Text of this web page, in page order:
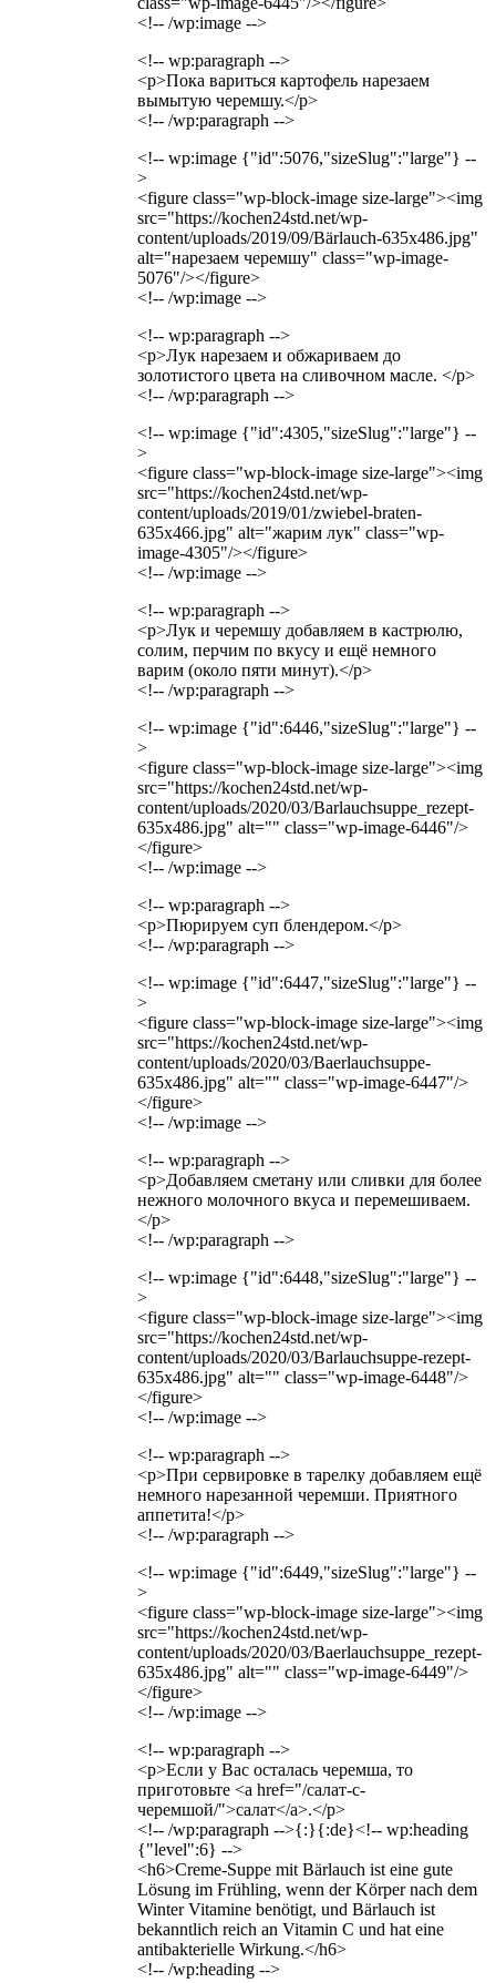
<!-- /wp:image -->
<!-- wp:paragraph -->
<p>Пока вариться картофель нарезаем
вымытую черемшу.</p>
<!-- /wp:paragraph -->
<!-- wp:image {"id":5076,"sizeSlug":"large"} --
>
<figure class="wp-block-image size-large"><img
src="https://kochen24std.net/wp-
content/uploads/2019/09/Bärlauch-635x486.jpg"
alt="нарезаем черемшу" class="wp-image-
5076"/></figure>
<!-- /wp:image -->
<!-- wp:paragraph -->
<p>Лук нарезаем и обжариваем до
золотистого цвета на сливочном масле. </p>
<!-- /wp:paragraph -->
<!-- wp:image {"id":4305,"sizeSlug":"large"} --
>
<figure class="wp-block-image size-large"><img
src="https://kochen24std.net/wp-
content/uploads/2019/01/zwiebel-braten-
635x466.jpg" alt="жарим лук" class="wp-
image-4305"/></figure>
<!-- /wp:image -->
<!-- wp:paragraph -->
<p>Лук и черемшу добавляем в кастрюлю,
солим, перчим по вкусу и ещё немного
варим (около пяти минут).</p>
<!-- /wp:paragraph -->
<!-- wp:image {"id":6446,"sizeSlug":"large"} --
>
<figure class="wp-block-image size-large"><img
src="https://kochen24std.net/wp-
content/uploads/2020/03/Barlauchsuppe_rezept-
635x486.jpg" alt="" class="wp-image-6446"/>
</figure>
<!-- /wp:image -->
<!-- wp:paragraph -->
<p>Пюрируем суп блендером.</p>
<!-- /wp:paragraph -->
<!-- wp:image {"id":6447,"sizeSlug":"large"} --
>
<figure class="wp-block-image size-large"><img
src="https://kochen24std.net/wp-
content/uploads/2020/03/Baerlauchsuppe-
635x486.jpg" alt="" class="wp-image-6447"/>
</figure>
<!-- /wp:image -->
<!-- wp:paragraph -->
<p>Добавляем сметану или сливки для более
нежного молочного вкуса и перемешиваем.
</p>
<!-- /wp:paragraph -->
<!-- wp:image {"id":6448,"sizeSlug":"large"} --
>
<figure class="wp-block-image size-large"><img
src="https://kochen24std.net/wp-
content/uploads/2020/03/Barlauchsuppe-rezept-
635x486.jpg" alt="" class="wp-image-6448"/>
</figure>
<!-- /wp:image -->
<!-- wp:paragraph -->
<p>При сервировке в тарелку добавляем ещё
немного нарезанной черемши. Приятного
аппетита!</p>
<!-- /wp:paragraph -->
<!-- wp:image {"id":6449,"sizeSlug":"large"} --
>
<figure class="wp-block-image size-large"><img
src="https://kochen24std.net/wp-
content/uploads/2020/03/Baerlauchsuppe_rezept-
635x486.jpg" alt="" class="wp-image-6449"/>
</figure>
<!-- /wp:image -->
<!-- wp:paragraph -->
<p>Если у Вас осталась черемша, то
приготовьте <a href="/салат-с-
черемшой/">салат</a>.</p>
<!-- /wp:paragraph -->{:}{:de}<!-- wp:heading
{"level":6} -->
<h6>Creme-Suppe mit Bärlauch ist eine gute
Lösung im Frühling, wenn der Körper nach dem
Winter Vitamine benötigt, und Bärlauch ist
bekanntlich reich an Vitamin C und hat eine
antibakterielle Wirkung.</h6>
<!-- /wp:heading -->